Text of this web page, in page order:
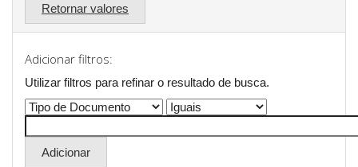
Retornar valores
Adicionar filtros:
Utilizar filtros para refinar o resultado de busca.